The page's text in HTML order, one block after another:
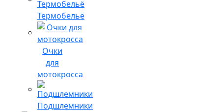
Термобельё
Очки
для
мотокросса
Подшлемники